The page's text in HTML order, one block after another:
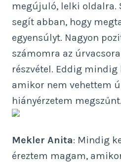
megújuló, lelki oldalra.
segít abban, hogy
egyensúlyt. Nagyon
számomra az
részvétel. Eddig
amikor nem vehettem
hiányérzetem megszűnt.
Mekler Anita: Mindig
éreztem magam,